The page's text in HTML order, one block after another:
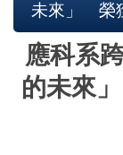
未來」 榮
應科系
的未來